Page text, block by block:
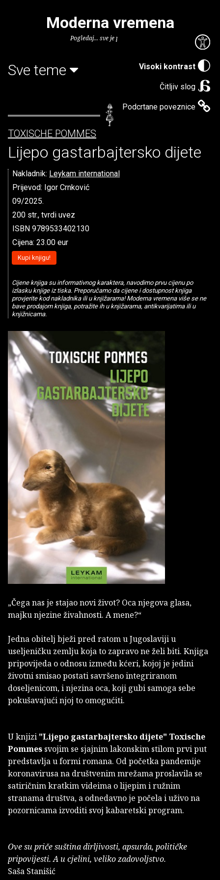
Visoki kontrast
Čitljiv slog
Podcrtane poveznice
Moderna vremena
Pogledaj... sve je puno knjiga.
Sve teme
TOXISCHE POMMES
Lijepo gastarbajtersko dijete
Nakladnik: Leykam international
Prijevod: Igor Crnković
09/2025.
200 str., tvrdi uvez
ISBN 9789533402130
Cijena: 23.00 eur
Kupi knjigu!
Cijene knjiga su informativnog karaktera, navodimo prvu cijenu po
izlasku knjige iz tiska. Preporučamo da cijene i dostupnost knjiga
provjerite kod nakladnika ili u knjižarama! Moderna vremena više se ne
bave prodajom knjiga, potražite ih u knjižarama, antikvarijatima ili u
knjižnicama.
„Čega nas je stajao novi život? Oca njegova glasa,
majku njezine živahnosti. A mene?“
Jedna obitelj bježi pred ratom u Jugoslaviji u
useljeničku zemlju koja to zapravo ne želi biti. Knjiga
pripovijeda o odnosu između kćeri, kojoj je jedini
životni smisao postati savršeno integriranom
doseljenicom, i njezina oca, koji gubi samoga sebe
pokušavajući njoj to omogućiti.
U knjizi "Lijepo gastarbajtersko dijete" Toxische
Pommes svojim se sjajnim lakonskim stilom prvi put
predstavlja u formi romana. Od početka pandemije
koronavirusa na društvenim mrežama proslavila se
satiričnim kratkim videima o lijepim i ružnim
stranama društva, a odnedavno je počela i uživo na
pozornicama izvoditi svoj kabaretski program.
Ove su priče suština dirljivosti, apsurda, političke
pripovijesti. A u cjelini, veliko zadovoljstvo.
Saša Stanišić